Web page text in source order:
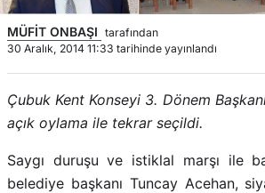
MÜFİT ONBAŞI tarafından
30 Aralık, 2014 11:33 tarihinde yayınlandı
Çubuk Kent Konseyi 3. Dönem
açık oylama ile tekrar seçildi.
Saygı duruşu ve istiklal marşı ile
belediye başkanı Tuncay Acehan,